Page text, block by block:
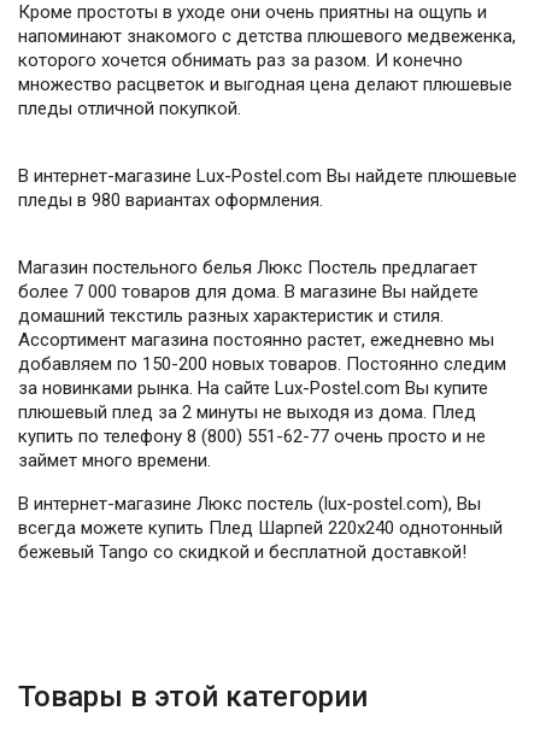
Кроме простоты в уходе они очень приятны на ощупь и
напоминают знакомого с детства плюшевого медвеженка,
которого хочется обнимать раз за разом. И конечно
множество расцветок и выгодная цена делают плюшевые
пледы отличной покупкой.
В интернет-магазине Lux-Postel.com Вы найдете плюшевые
пледы в 980 вариантах оформления.
Магазин постельного белья Люкс Постель предлагает
более 7 000 товаров для дома. В магазине Вы найдете
домашний текстиль разных характеристик и стиля.
Ассортимент магазина постоянно растет, ежедневно мы
добавляем по 150-200 новых товаров. Постоянно следим
за новинками рынка. На сайте Lux-Postel.com Вы купите
плюшевый плед за 2 минуты не выходя из дома. Плед
купить по телефону 8 (800) 551-62-77 очень просто и не
займет много времени.
В интернет-магазине Люкс постель (lux-postel.com), Вы
всегда можете купить Плед Шарпей 220х240 однотонный
бежевый Tango со скидкой и бесплатной доставкой!
Товары в этой категории